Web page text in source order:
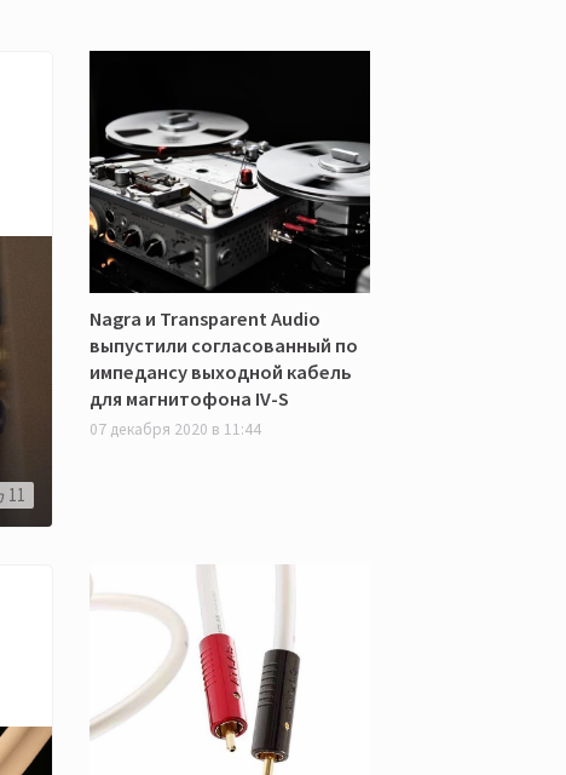
11
Nagra и Transparent Audio
выпустили согласованный по
импедансу выходной кабель
для магнитофона IV-S
07 декабря 2020 в 11:44